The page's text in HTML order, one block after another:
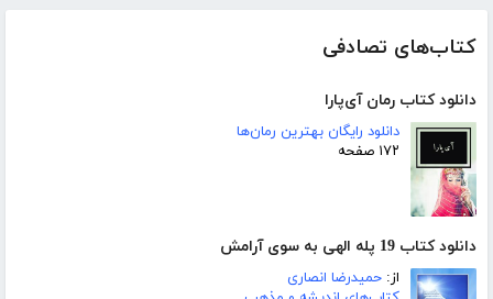
کتاب‌های تصادفی
دانلود کتاب رمان آی‌پارا
دانلود رایگان بهترین رمان‌ها
۱۷۲ صفحه
دانلود کتاب 19 پله الهی به سوی آرامش
از: حمیدرضا انصاری